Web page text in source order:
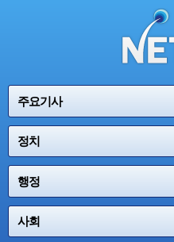
주요기사
정치
행정
사회